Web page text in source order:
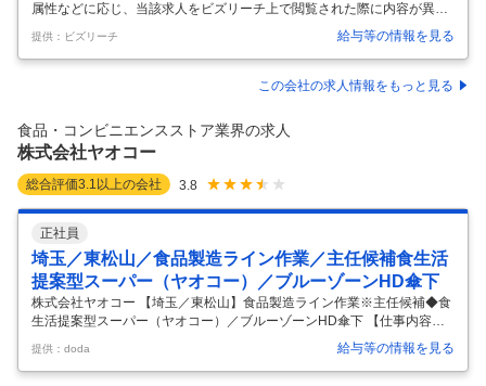
属性などに応じ、当該求人をビズリーチ上で閲覧された際に内容が異な
る場合があります ■仕事内容■ ・調理、接客 ・従業員の採用、教育 ・店
舗の売り上げ管理等、マネジメント業務 入社後は全国にあるいずれかの
店舗に配属され、店長（マネジャー）を目指して頂きます。 接客や調理
といったオペレーションの仕事を通して、店舗運営のノウハウを学びな
かいらーくだからこそ 店舗でのOJT・研修・マニュアルが充実！ スキル
を段階的に習得できるマネジャー育成プログラムも完備しています。
提供：ビズリーチ 給与等の情報を見る
この会社の求人情報をもっと見る
食品・コンビニエンスストア業界の求人
株式会社ヤオコー
総合評価3.1 以上の会社 3.8
正社員
埼玉／東松山／食品製造ライン作業／主任候補食生活
提案型スーパー（ヤオコー）／ブルーゾーンHD傘下
株式会社ヤオコー 【埼玉／東松山】食品製造ライン作業※主任候補◆食
生活提案型スーパー（ヤオコー）／ブルーゾーンHD傘下 【仕事内容】
【埼玉／東松山】食品製造ライン作業※主任候補◆食生活提案型スーパ
ー（ヤオコー）／ブルーゾーンHD傘下 【具体的な仕事内容】 【創業13
0年超／首都圏に203店舗展開（2026年5月）／注目の食生活提案型スー
提供：doda 給与等の情報を見る